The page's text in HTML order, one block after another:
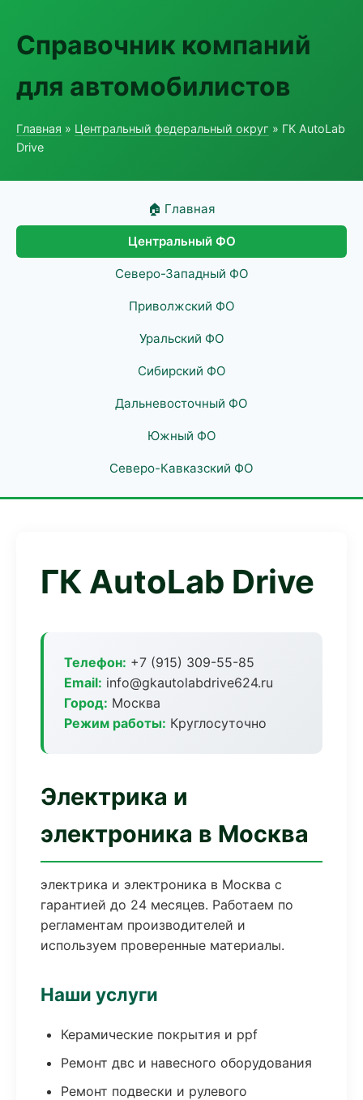
Справочник компаний
для автомобилистов
Главная » Центральный федеральный округ » ГК AutoLab
Drive
🏠 Главная
Центральный ФО
Северо-Западный ФО
Приволжский ФО
Уральский ФО
Сибирский ФО
Дальневосточный ФО
Южный ФО
Северо-Кавказский ФО
ГК AutoLab Drive
Телефон: +7 (915) 309-55-85
Email: info@gkautolabdrive624.ru
Город: Москва
Режим работы: Круглосуточно
Электрика и
электроника в Москва
электрика и электроника в Москва с
гарантией до 24 месяцев. Работаем по
регламентам производителей и
используем проверенные материалы.
Наши услуги
Керамические покрытия и ppf
Ремонт двс и навесного оборудования
Ремонт подвески и рулевого